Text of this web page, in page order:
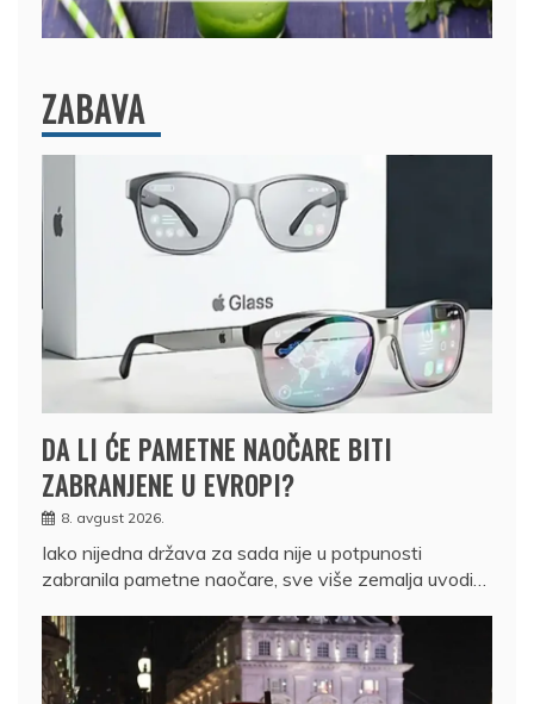
ZABAVA
DA LI ĆE PAMETNE NAOČARE BITI
ZABRANJENE U EVROPI?
8. avgust 2026.
Iako nijedna država za sada nije u potpunosti
zabranila pametne naočare, sve više zemalja uvodi…